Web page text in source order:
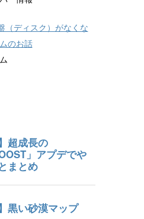
（ディスク）がなくな
のお話